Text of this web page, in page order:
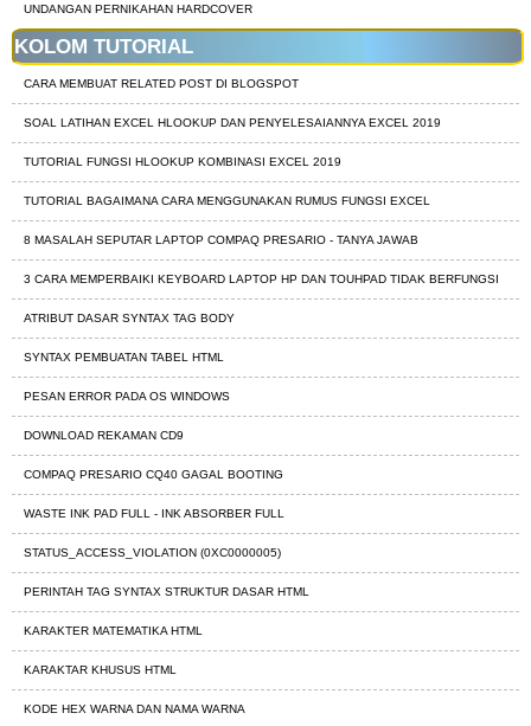
UNDANGAN PERNIKAHAN HARDCOVER
KOLOM TUTORIAL
CARA MEMBUAT RELATED POST DI BLOGSPOT
SOAL LATIHAN EXCEL HLOOKUP DAN PENYELESAIANNYA EXCEL 2019
TUTORIAL FUNGSI HLOOKUP KOMBINASI EXCEL 2019
TUTORIAL BAGAIMANA CARA MENGGUNAKAN RUMUS FUNGSI EXCEL
8 MASALAH SEPUTAR LAPTOP COMPAQ PRESARIO - TANYA JAWAB
3 CARA MEMPERBAIKI KEYBOARD LAPTOP HP DAN TOUHPAD TIDAK BERFUNGSI
ATRIBUT DASAR SYNTAX TAG BODY
SYNTAX PEMBUATAN TABEL HTML
PESAN ERROR PADA OS WINDOWS
DOWNLOAD REKAMAN CD9
COMPAQ PRESARIO CQ40 GAGAL BOOTING
WASTE INK PAD FULL - INK ABSORBER FULL
STATUS_ACCESS_VIOLATION (0XC0000005)
PERINTAH TAG SYNTAX STRUKTUR DASAR HTML
KARAKTER MATEMATIKA HTML
KARAKTAR KHUSUS HTML
KODE HEX WARNA DAN NAMA WARNA